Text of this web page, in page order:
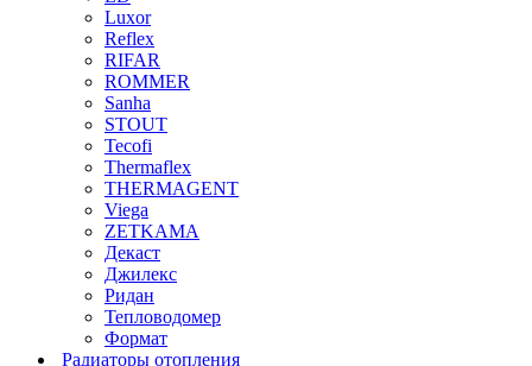
Luxor
Reflex
RIFAR
ROMMER
Sanha
STOUT
Tecofi
Thermaflex
THERMAGENT
Viega
ZETKAMA
Декаст
Джилекс
Ридан
Тепловодомер
Формат
Радиаторы отопления